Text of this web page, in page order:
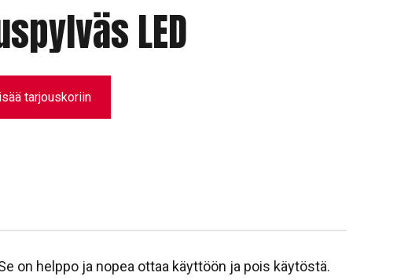
LED
tarjouskoriin
on helppo ja nopea ottaa käyttöön ja pois käytöstä.